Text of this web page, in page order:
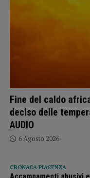
Fine del caldo
deciso delle
AUDIO
6 Agosto 2026
CRONACA PIACENZA